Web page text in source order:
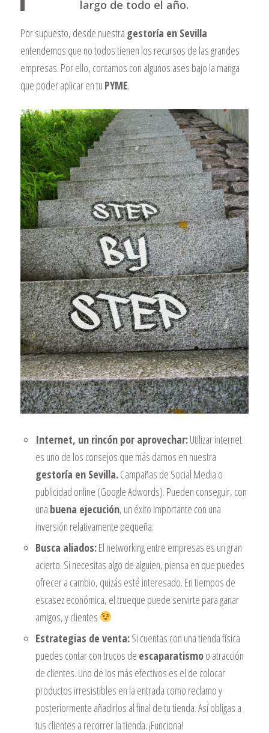
largo de todo el año.
Por supuesto, desde nuestra gestoría en Sevilla
entendemos que no todos tienen los recursos de las grandes
empresas. Por ello, contamos con algunos ases bajo la manga
que poder aplicar en tu PYME.
Internet, un rincón por aprovechar:Utilizar internet
es uno de los consejos que más damos en nuestra
gestoría en Sevilla.Campañas de Social Media o
publicidad online (Google Adwords). Pueden conseguir, con
una buena ejecución, un éxito importante con una
inversión relativamente pequeña.
Busca aliados:El networking entre empresas es un gran
acierto. Si necesitas algo de alguien, piensa en que puedes
ofrecer a cambio, quizás esté interesado. En tiempos de
escasez económica, el trueque puede servirte para ganar
amigos, y clientes
Estrategias de venta:Si cuentas con una tienda física
puedes contar con trucos de escaparatismoo atracción
de clientes. Uno de los más efectivos es el de colocar
productos irresistibles en la entrada como reclamo y
posteriormente añadirlos al final de tu tienda. Así obligas a
tus clientes a recorrer la tienda. ¡Funciona!